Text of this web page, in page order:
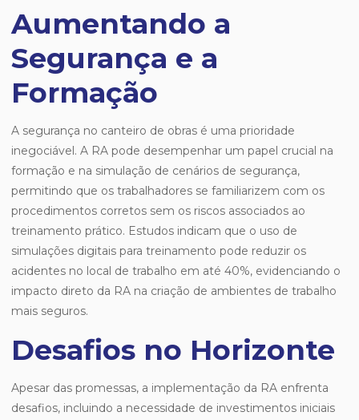
Aumentando a
Segurança e a
Formação
A segurança no canteiro de obras é uma prioridade
inegociável. A RA pode desempenhar um papel crucial na
formação e na simulação de cenários de segurança,
permitindo que os trabalhadores se familiarizem com os
procedimentos corretos sem os riscos associados ao
treinamento prático. Estudos indicam que o uso de
simulações digitais para treinamento pode reduzir os
acidentes no local de trabalho em até 40%, evidenciando o
impacto direto da RA na criação de ambientes de trabalho
mais seguros.
Desafios no Horizonte
Apesar das promessas, a implementação da RA enfrenta
desafios, incluindo a necessidade de investimentos iniciais